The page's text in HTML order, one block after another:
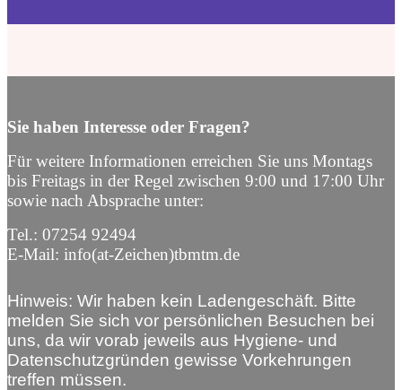
Sie haben Interesse oder Fragen?
Für weitere Informationen erreichen Sie uns Montags
bis Freitags in der Regel zwischen 9:00 und 17:00 Uhr
sowie nach Absprache unter:
Tel.: 07254 92494
E-Mail: info(at-Zeichen)tbmtm.de
Hinweis: Wir haben kein Ladengeschäft. Bitte
melden Sie sich vor persönlichen Besuchen bei
uns, da wir vorab jeweils aus Hygiene- und
Datenschutzgründen gewisse Vorkehrungen
treffen müssen.